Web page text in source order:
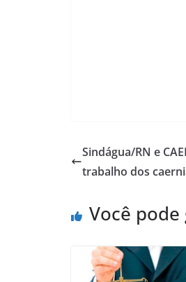
Sindágua/RN e
trabalho dos
Você